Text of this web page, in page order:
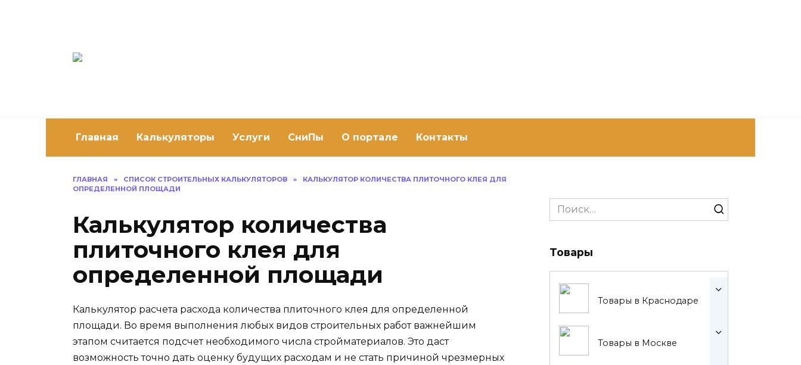
Главная Калькуляторы Услуги СниПы О портале Контакты
ГЛАВНАЯ » СПИСОК СТРОИТЕЛЬНЫХ КАЛЬКУЛЯТОРОВ »
КАЛЬКУЛЯТОР КОЛИЧЕСТВА ПЛИТОЧНОГО КЛЕЯ ДЛЯ
ОПРЕДЕЛЕННОЙ ПЛОЩАДИ
Калькулятор количества
плиточного клея для
определенной площади
Калькулятор расчета расхода количества плиточного клея для определенной
площади. Во время выполнения любых видов строительных работ важнейшим
этапом считается подсчет необходимого числа стройматериалов. Это даст
возможность точно дать оценку будущих расходам и не стать причиной чрезмерных
Search
for:
Товары
Товары в Краснодаре
Товары в Москве